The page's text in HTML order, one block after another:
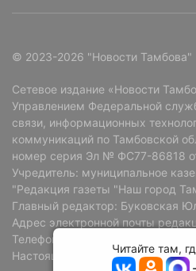
© 2023-2026 "Новости Тамбова"
Сетевое издание «Новости
Управлением Федеральной
связи, информационных
коммуникаций по Тамбовской
номер серия Эл № ФС77-86818
Учредитель: муниципальное
"Редакция газеты "Наш город
Главный редактор: Буковская
Адрес электронной почты
Телефон редакции: +7 (4752) 72-
Настоящий ресурс может
Читайте там,